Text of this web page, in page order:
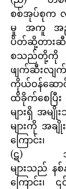
စစ်အုပ်စုက လူ
မှု အကူ အညီ
ပိတ်ဆို့တားဆီ
စသည်တို့ကို
ဖျက်ဆီးလျ
ကိုယ်ဝန်ဆောင်
ထိခိုက်စေပြီ
များရှိ အမျို
များကို အခ
ကြောင်း၊
(ဋ)
များသည် န
ကြောင်း၊